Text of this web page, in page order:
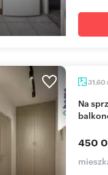
31,60
Na sprzedaż przestronne 2 pok. po remoncie z
450